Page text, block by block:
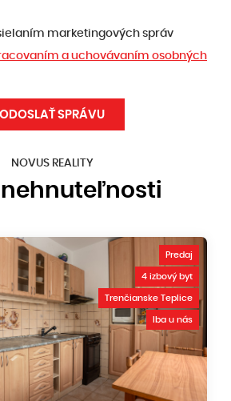
marketingových správ
a uchovávaním osobných
NOVUS REALITY
Predaj
4 izbový byt
Trenčianske Teplice
Iba u nás